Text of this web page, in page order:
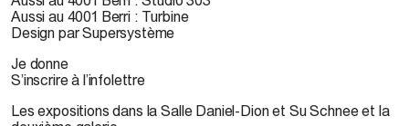
Aussi au 4001 Berri : Turbine
Design par Supersystème
Je donne
S’inscrire à l’infolettre
Les expositions dans la Salle Daniel-Dion et Su Schnee et la